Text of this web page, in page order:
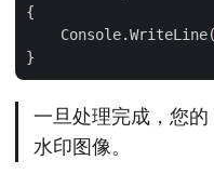
{
    Console.WriteLine(
一旦处理完成，您
水印图像。